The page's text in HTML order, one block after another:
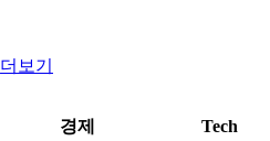
더보기
경제 Tech